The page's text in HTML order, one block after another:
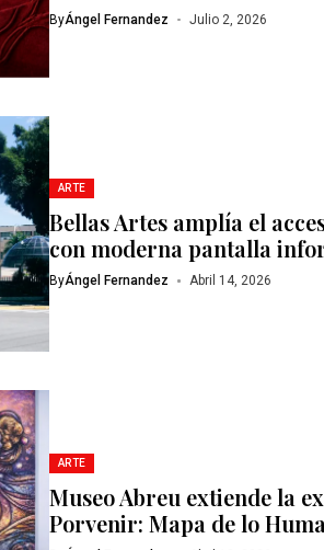
ByÁngel Fernandez Julio 2, 2026
ARTE
Bellas Artes amplía el
con moderna pantalla
ByÁngel Fernandez Abril 14, 2026
ARTE
Museo Abreu extiende la
Porvenir: Mapa de lo